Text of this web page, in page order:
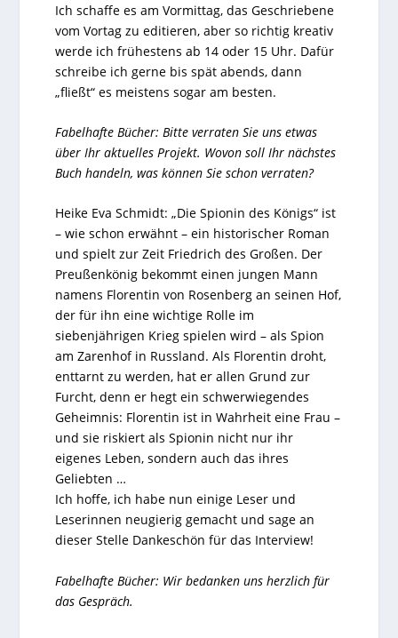
Ich schaffe es am Vormittag, das Geschriebene
vom Vortag zu editieren, aber so richtig kreativ
werde ich frühestens ab 14 oder 15 Uhr. Dafür
schreibe ich gerne bis spät abends, dann
„fließt“ es meistens sogar am besten.
Fabelhafte Bücher: Bitte verraten Sie uns etwas
über Ihr aktuelles Projekt. Wovon soll Ihr nächstes
Buch handeln, was können Sie schon verraten?
Heike Eva Schmidt: „Die Spionin des Königs“ ist
– wie schon erwähnt – ein historischer Roman
und spielt zur Zeit Friedrich des Großen. Der
Preußenkönig bekommt einen jungen Mann
namens Florentin von Rosenberg an seinen Hof,
der für ihn eine wichtige Rolle im
siebenjährigen Krieg spielen wird – als Spion
am Zarenhof in Russland. Als Florentin droht,
enttarnt zu werden, hat er allen Grund zur
Furcht, denn er hegt ein schwerwiegendes
Geheimnis: Florentin ist in Wahrheit eine Frau –
und sie riskiert als Spionin nicht nur ihr
eigenes Leben, sondern auch das ihres
Geliebten …
Ich hoffe, ich habe nun einige Leser und
Leserinnen neugierig gemacht und sage an
dieser Stelle Dankeschön für das Interview!
Fabelhafte Bücher: Wir bedanken uns herzlich für
das Gespräch.